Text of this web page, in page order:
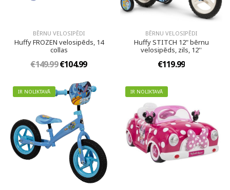
BĒRNU VELOSIPĒDI
Huffy FROZEN velosipēds, 14
collas
€149.99€104.99
BĒRNU VELOSIPĒDI
Huffy STITCH 12" bērnu
velosipēds, zils, 12''
€119.99
IR NOLIKTAVĀ IR NOLIKTAVĀ